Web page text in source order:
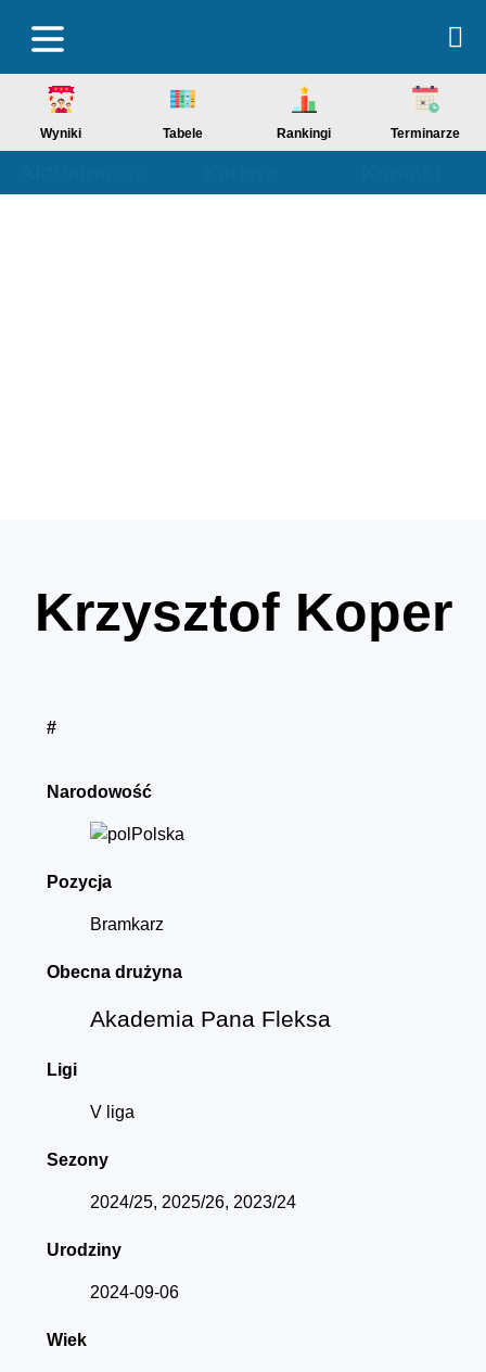
Wyniki Tabele Rankingi Terminarze
Krzysztof Koper
#
Narodowość
Polska
Pozycja
Bramkarz
Obecna drużyna
Akademia Pana Fleksa
Ligi
V liga
Sezony
2024/25, 2025/26, 2023/24
Urodziny
2024-09-06
Wiek